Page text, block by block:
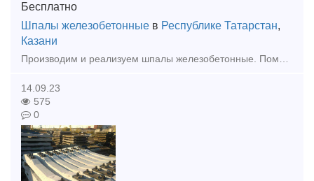
Бесплатно
Шпалы железобетонные в Республике Татарстан,
Казани
Производим и реализуем шпалы железобетонные. Помощь в доставке.Документы. Прочие метизы жд и рельсы любые. Стр переводы и остряки.
14.09.23
575
0